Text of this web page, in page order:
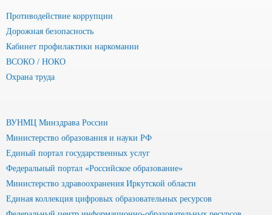
Противодействие коррупции
Дорожная безопасность
Кабинет профилактики наркомании
ВСОКО / НОКО
Охрана труда
ВУНМЦ Минздрава России
Министерство образования и науки РФ
Единый портал государственных услуг
Федеральный портал «Российское образование»
Министерство здравоохранения Иркутской области
Единая коллекция цифровых образовательных ресурсов